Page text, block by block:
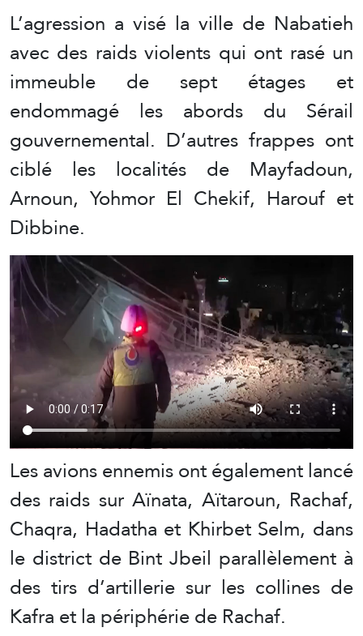
L’agression a visé la ville de Nabatieh
avec des raids violents qui ont rasé un
immeuble de sept étages et
endommagé les abords du Sérail
gouvernemental. D’autres frappes ont
ciblé les localités de Mayfadoun,
Arnoun, Yohmor El Chekif, Harouf et
Dibbine.
Les avions ennemis ont également lancé
des raids sur Aïnata, Aïtaroun, Rachaf,
Chaqra, Hadatha et Khirbet Selm, dans
le district de Bint Jbeil parallèlement à
des tirs d’artillerie sur les collines de
Kafra et la périphérie de Rachaf.